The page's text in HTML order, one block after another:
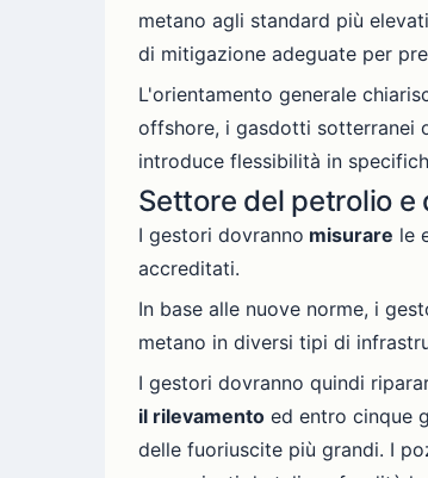
metano agli standard più
di mitigazione adeguate per
L'orientamento generale
offshore, i gasdotti sotterranei
introduce flessibilità in
Settore del petrolio e
I gestori dovranno misurare le
accreditati.
In base alle nuove norme, i
metano in diversi tipi di
I gestori dovranno quindi
il rilevamento ed entro cinque
delle fuoriuscite più grandi. I